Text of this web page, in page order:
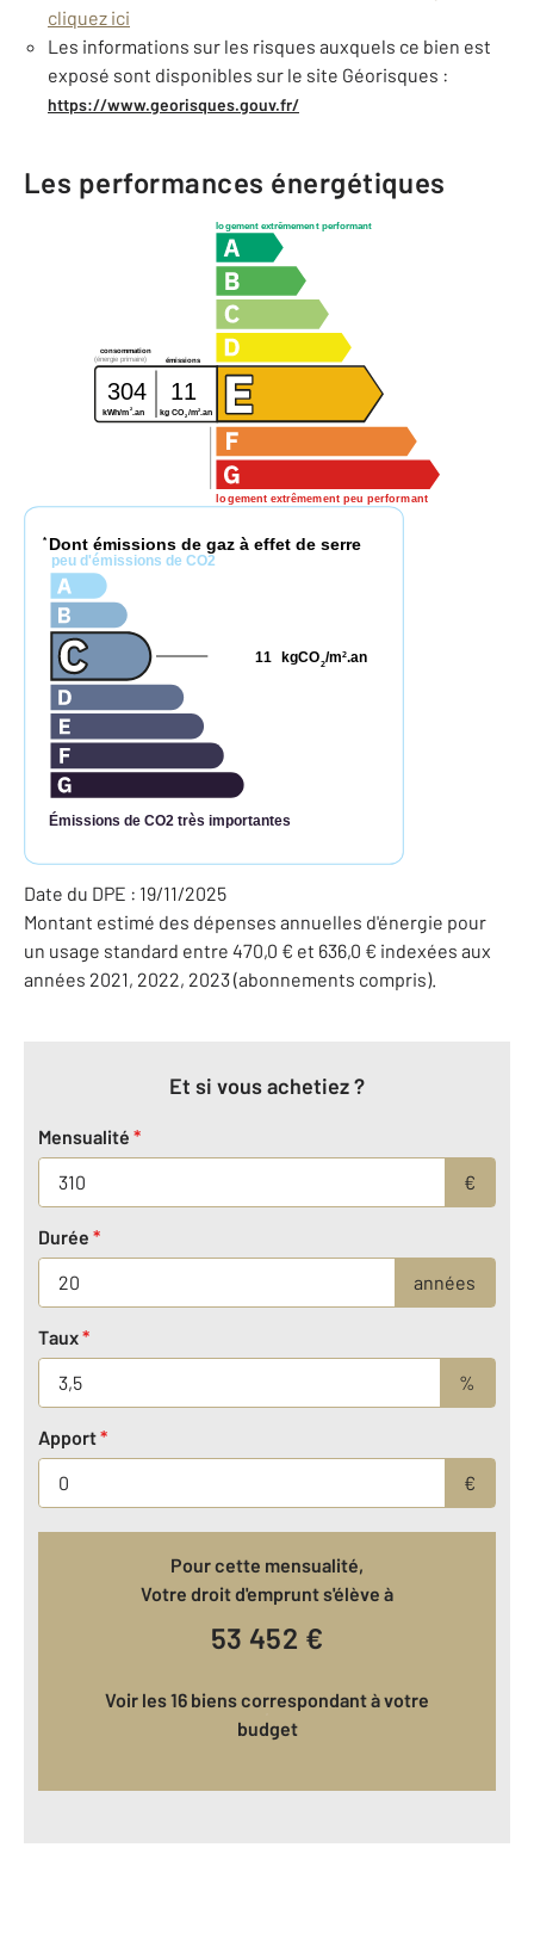
cliquez ici
Les informations sur les risques auxquels ce bien est
exposé sont disponibles sur le site Géorisques :
https://www.georisques.gouv.fr/
Les performances énergétiques
logement extrêmement performant
logement extrêmement peu performant
consommation
émissions
(énergie primaire)
304 11
kWh/m2.an kg CO2/m2 .an
* Dont émissions de gaz à effet de serre
peu d'émissions de CO2
Émissions de CO2 très importantes
kgCO2/m2.an
11
Date du DPE : 19/11/2025
Montant estimé des dépenses annuelles d'énergie pour
un usage standard entre 470,0 € et 636,0 € indexées aux
années 2021, 2022, 2023 (abonnements compris).
Et si vous achetiez ?
Mensualité *
€
Durée *
années
Taux*
%
Apport*
€
Pour cette mensualité,
Votre droit d'emprunt s'élève à
53 452 €
Voir les 16 biens correspondant à votre
budget